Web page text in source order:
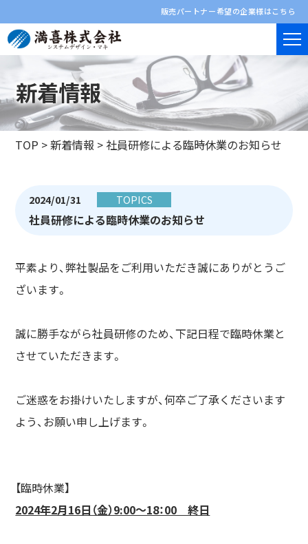
販売パートナー希望の企業様はこちら
新着情報
TOP >新着情報 > 社員研修による臨時休業のお知らせ
2024/01/31 TOPICS
社員研修による臨時休業のお知らせ
平素より、弊社製品をご利用いただき誠にありがとうご
ざいます。
誠に勝手ながら社員研修のため、下記日程で臨時休業と
させていただきます。
ご迷惑をお掛けいたしますが、何卒ご了承くださいます
よう、お願い申し上げます。
【臨時休業】
2024年2月16日（金）9:00～18：00 終日